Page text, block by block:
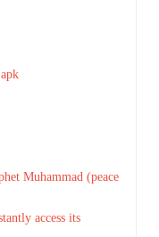
Muhammad (peace
access its